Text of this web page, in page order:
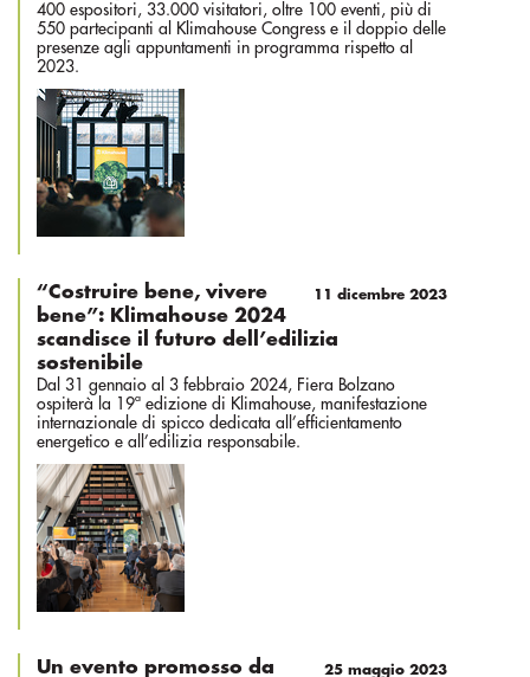
400 espositori, 33.000 visitatori, oltre 100 eventi, più di
550 partecipanti al Klimahouse Congress e il doppio delle
presenze agli appuntamenti in programma rispetto al
2023.
11 dicembre 2023
“Costruire bene, vivere
bene”: Klimahouse 2024
scandisce il futuro dell’edilizia
sostenibile
Dal 31 gennaio al 3 febbraio 2024, Fiera Bolzano
ospiterà la 19ª edizione di Klimahouse, manifestazione
internazionale di spicco dedicata all’efficientamento
energetico e all’edilizia responsabile.
25 maggio 2023
Un evento promosso da